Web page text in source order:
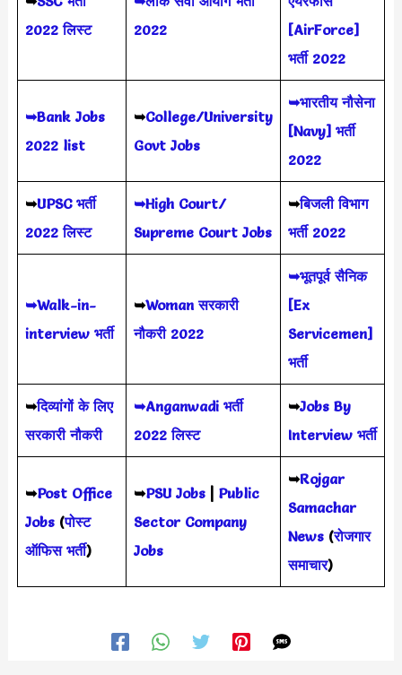
2022 लिस्ट
2022
[AirForce]
भर्ती 2022
➥Bank Jobs
2022 list
➥College/University
Govt Jobs
➥भारतीय नौसेना
[Navy] भर्ती
2022
➥UPSC भर्ती
2022 लिस्ट
➥High Court/
Supreme Court Jobs
➥बिजली विभाग
भर्ती 2022
➥Walk-in-
interview भर्ती
➥Woman सरकारी
नौकरी 2022
➥भूतपूर्व सैनिक
[Ex
Servicemen]
भर्ती
➥दिव्यांगों के लिए
सरकारी नौकरी
➥Anganwadi भर्ती
2022 लिस्ट
➥Jobs By
Interview भर्ती
➥Post Office
Jobs(पोस्ट
ऑफिस भर्ती)
➥PSU Jobs| Public
Sector Company
Jobs
➥Rojgar
Samachar
News(रोजगार
समाचार)